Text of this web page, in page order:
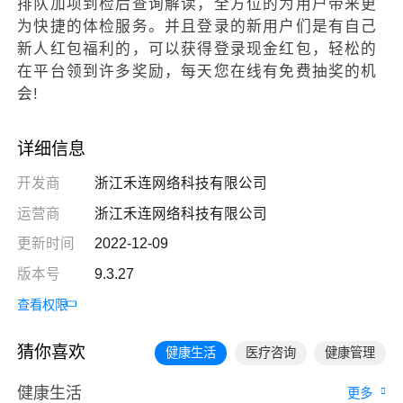
排队加项到检后查询解读，全方位的为用户带来更
为快捷的体检服务。并且登录的新用户们是有自己
新人红包福利的，可以获得登录现金红包，轻松的
在平台领到许多奖励，每天您在线有免费抽奖的机
会!
详细信息
开发商
浙江禾连网络科技有限公司
运营商
浙江禾连网络科技有限公司
更新时间
2022-12-09
版本号
9.3.27
查看权限
猜你喜欢 健康生活 医疗咨询 健康管理
健康生活 更多